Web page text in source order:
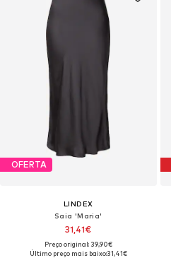
OFERTA
LINDEX
Saia 'Maria'
31,41€
Preço original: 39,90€
Último preço mais baixo:31,41€